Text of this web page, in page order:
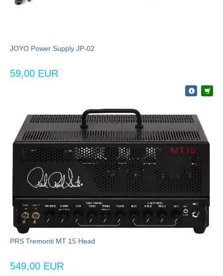
JOYO Power Supply JP-02
59,00 EUR
PRS Tremonti MT 15 Head
549,00 EUR